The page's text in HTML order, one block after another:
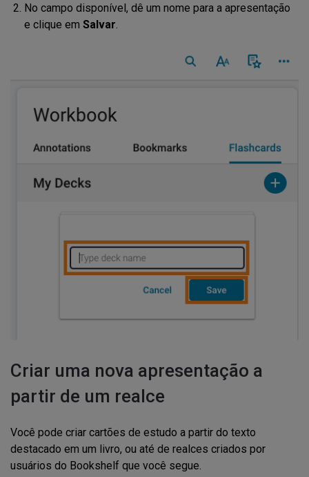
No campo disponível, dê um nome para a apresentação
e clique em Salvar.
Criar uma nova apresentação a
partir de um realce
Você pode criar cartões de estudo a partir do texto
destacado em um livro, ou até de realces criados por
usuários do Bookshelf que você segue.